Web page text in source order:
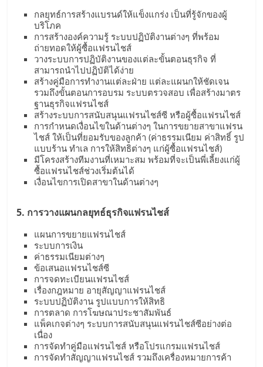
กลยุทธ์การสร้างแบรนด์ให้แข็งแกร่ง เป็นที่รู้จักของผู้
บริโภค
การสร้างองค์ความรู้ ระบบปฏิบัติงานต่างๆ ที่พร้อม
ถ่ายทอดให้ผู้ซื้อแฟรนไชส์
วางระบบการปฏิบัติงานของแต่ละขั้นตอนธุรกิจ ที่
สามารถนำไปปฏิบัติได้ง่าย
สร้างคู่มือการทำงานแต่ละฝ่าย แต่ละแผนกให้ชัดเจน
รวมถึงขั้นตอนการอบรม ระบบตรวจสอบ เพื่อสร้างมาตร
ฐานธุรกิจแฟรนไชส์
สร้างระบบการสนับสนุนแฟรนไชส์ซี หรือผู้ซื้อแฟรนไชส์
การกำหนดเงื่อนไขในด้านต่างๆ ในการขยายสาขาแฟรน
ไชส์ ให้เป็นที่ยอมรับของลูกค้า (ค่าธรรมเนียม ค่าสิทธิ์ รูป
แบบร้าน ทำเล การให้สิทธิต่างๆ แก่ผู้ซื้อแฟรนไชส์)
มีโครงสร้างทีมงานที่เหมาะสม พร้อมที่จะเป็นพี่เลี้ยงแก่ผู้
ซื้อแฟรนไชส์ช่วงเริ่มต้นได้
เงื่อนไขการเปิดสาขาในด้านต่างๆ
5. การวางแผนกลยุทธ์ธุรกิจแฟรนไชส์
แผนการขยายแฟรนไชส์
ระบบการเงิน
ค่าธรรมเนียมต่างๆ
ข้อเสนอแฟรนไชส์ซี
การจดทะเบียนแฟรนไชส์
เรื่องกฎหมาย อายุสัญญาแฟรนไชส์
ระบบปฏิบัติงาน รูปแบบการให้สิทธิ
การตลาด การโฆษณาประชาสัมพันธ์
แพ็คเกจต่างๆ ระบบการสนับสนุนแฟรนไชส์ซีอย่างต่อ
เนื่อง
การจัดทำคู่มือแฟรนไชส์ หรือโปรแกรมแฟรนไชส์
การจัดทำสัญญาแฟรนไชส์ รวมถึงเครื่องหมายการค้า